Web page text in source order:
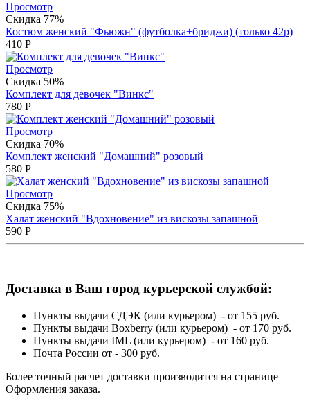
Просмотр
Скидка 77%
Костюм женский "Фьюжн" (футболка+бриджи) (только 42р)
410 Р
Просмотр
Скидка 50%
Комплект для девочек "Винкс"
780 Р
Просмотр
Скидка 70%
Комплект женский "Домашний" розовый
580 Р
Просмотр
Скидка 75%
Халат женский "Вдохновение" из вискозы запашной
590 Р
Доставка в Ваш город курьерской службой:
Пункты выдачи СДЭК (или курьером) - от 155 руб.
Пункты выдачи Boxberry (или курьером) - от 170 руб.
Пункты выдачи IML (или курьером) - от 160 руб.
Почта России от - 300 руб.
Более точный расчет доставки производится на странице
Оформления заказа.